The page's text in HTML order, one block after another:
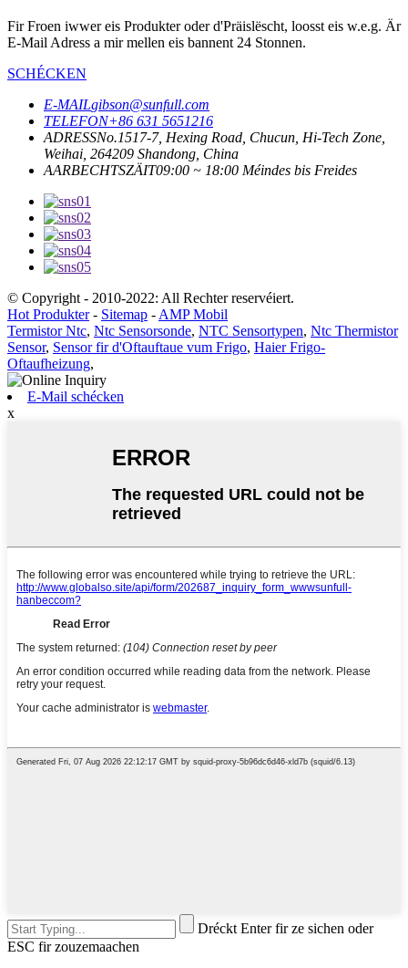
Fir Froen iwwer eis Produkter oder d'Präislëscht, loosst eis w.e.g. Är
E-Mail Adress a mir mellen eis bannent 24 Stonnen.
SCHÉCKEN
E-MAILgibson@sunfull.com
TELEFON+86 631 5651216
ADRESSNo.1517-7, Hexing Road, Chucun, Hi-Tech Zone,
Weihai, 264209 Shandong, China
AARBECHTSZÄIT09:00 ~ 18:00 Méindes bis Freides
© Copyright - 2010-2022: All Rechter reservéiert.
Hot Produkter- Sitemap - AMP Mobil
Termistor Ntc, Ntc Sensorsonde, NTC Sensortypen, Ntc Thermistor
Sensor, Sensor fir d'Oftauftaue vum Frigo, Haier Frigo-
Oftaufheizung,
E-Mail schécken
x
Dréckt Enter fir ze sichen oder
ESC fir zouzemaachen